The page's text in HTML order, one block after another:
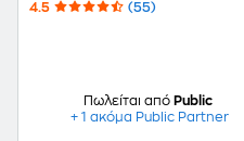
4.5 (55)
Πωλείται από Public
+ 1 ακόμα Public Partner